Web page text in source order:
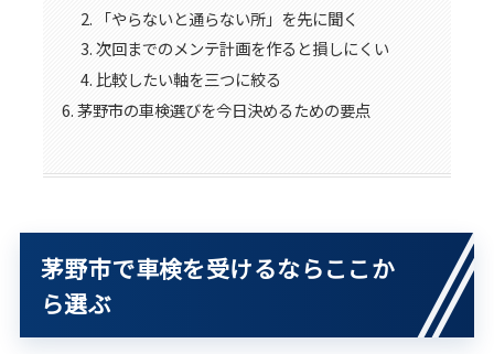
「やらないと通らない所」を先に聞く
次回までのメンテ計画を作ると損しにくい
比較したい軸を三つに絞る
茅野市の車検選びを今日決めるための要点
茅野市で車検を受けるならここか
ら選ぶ